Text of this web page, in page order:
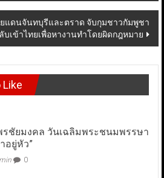
แดนจันทบุรีและตราด จับกุมชาวกัมพูชา
บเข้าไทยเพื่อหางานทำโดยผิดกฎหมาย
Like
รชัยมงคล วันเฉลิมพระชนมพรรษา
อยู่หัว”
0